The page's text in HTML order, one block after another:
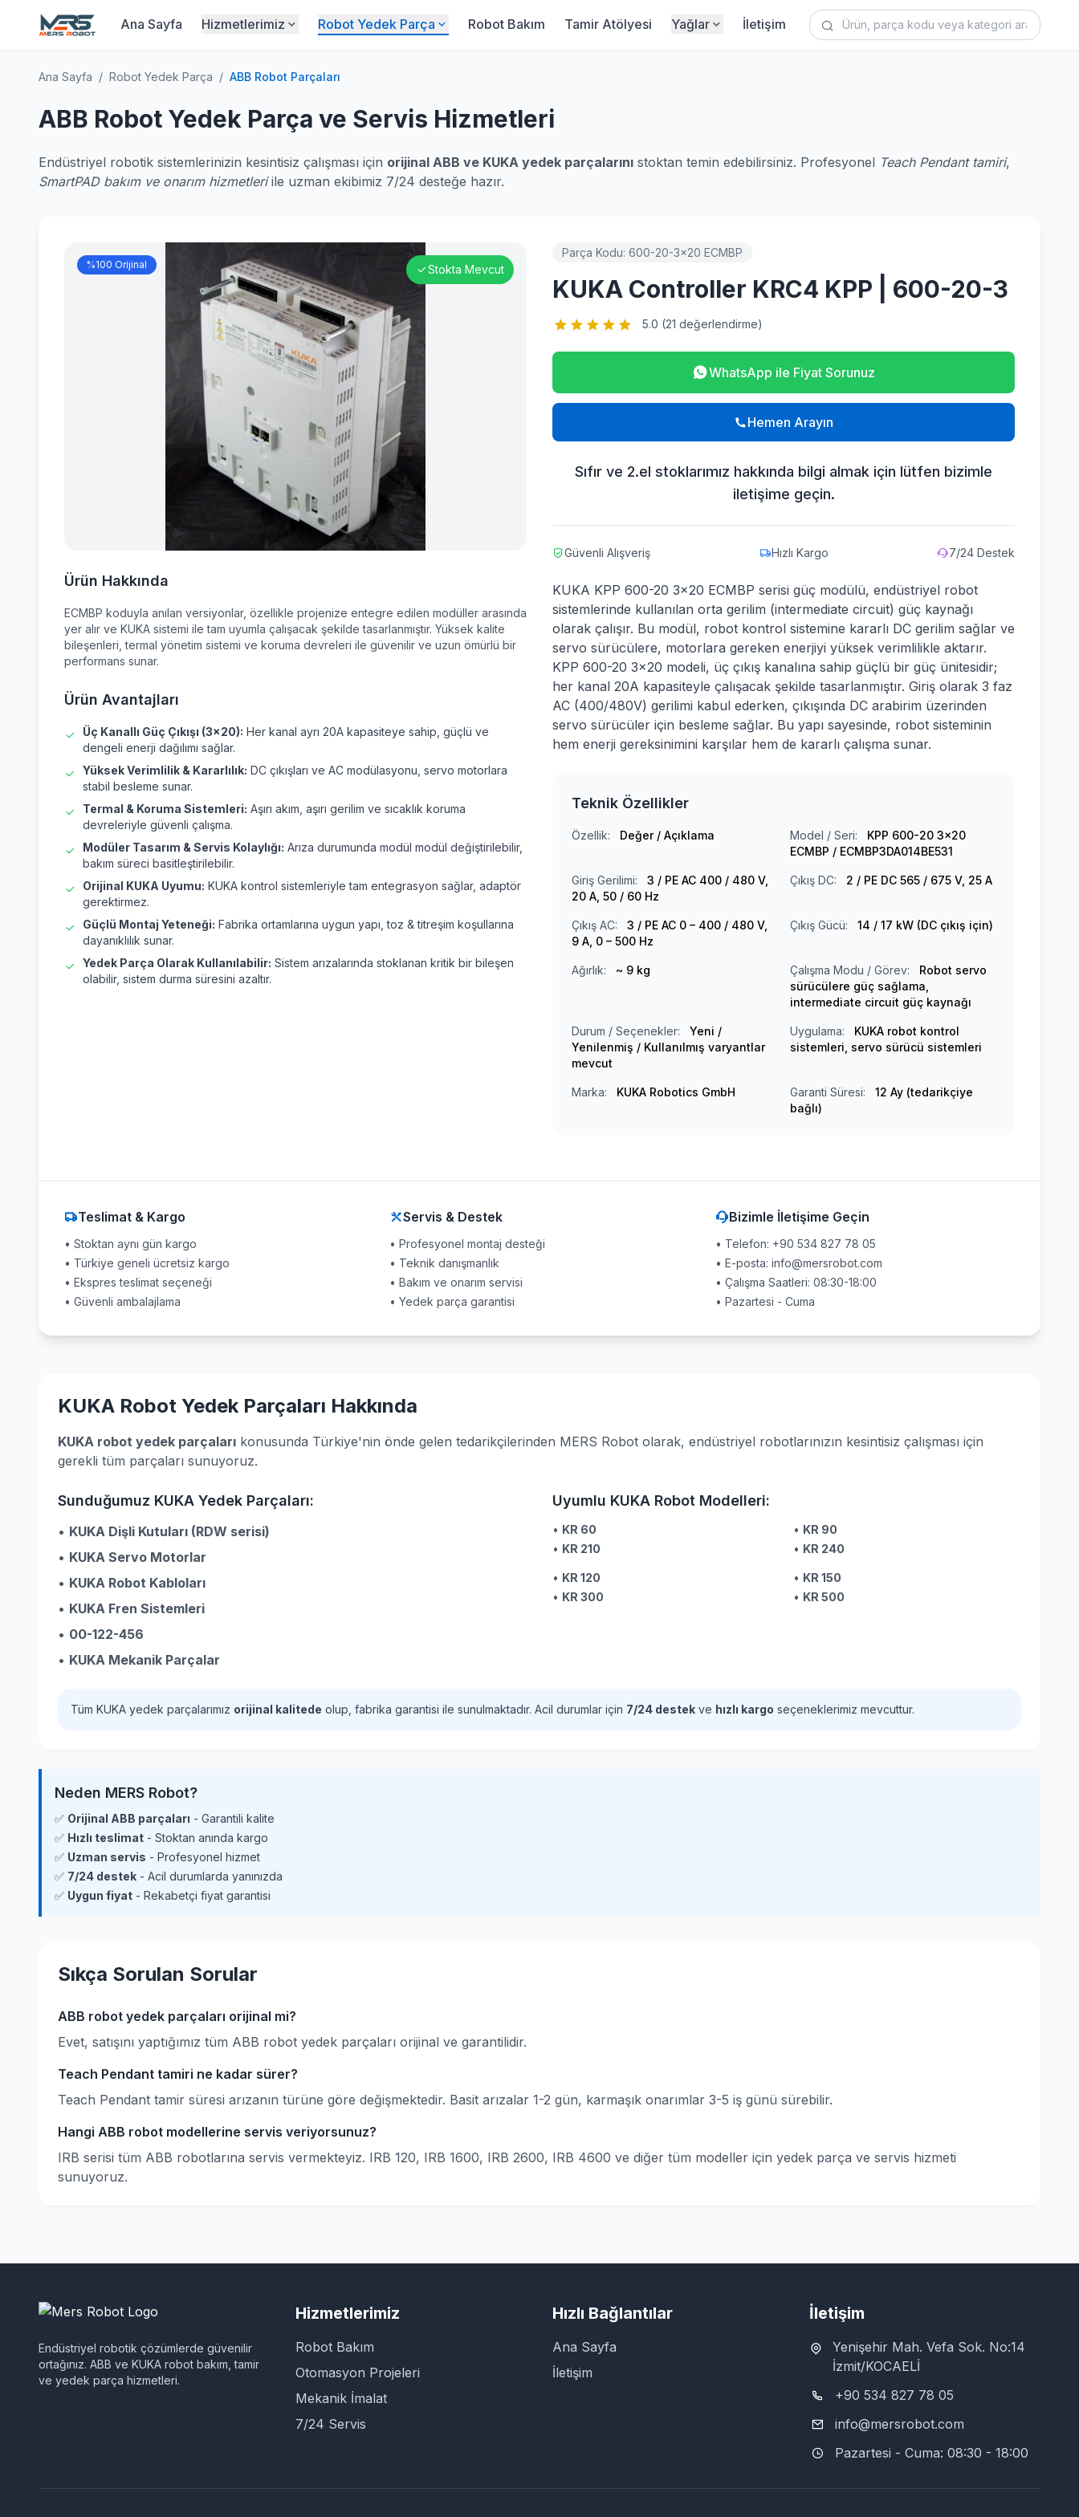
Ana Sayfa Hizmetlerimiz Robot Yedek Parça Robot Bakım Tamir Atölyesi Yağlar İletişim
Ana Sayfa / Robot Yedek Parça / ABB Robot Parçaları
ABB Robot Yedek Parça ve Servis Hizmetleri
Endüstriyel robotik sistemlerinizin kesintisiz çalışması için orijinal ABB ve KUKA yedek parçalarını stoktan temin edebilirsiniz. Profesyonel Teach Pendant tamiri,
SmartPAD bakım ve onarım hizmetleriile uzman ekibimiz 7/24 desteğe hazır.
Stokta Mevcut
%100 Orijinal
Ürün Hakkında
ECMBP koduyla anılan versiyonlar, özellikle projenize entegre edilen modüller arasında
yer alır ve KUKA sistemi ile tam uyumla çalışacak şekilde tasarlanmıştır. Yüksek kalite
bileşenleri, termal yönetim sistemi ve koruma devreleri ile güvenilir ve uzun ömürlü bir
performans sunar.
Ürün Avantajları
Üç Kanallı Güç Çıkışı (3x20): Her kanal ayrı 20A kapasiteye sahip, güçlü ve
dengeli enerji dağılımı sağlar.
Yüksek Verimlilik & Kararlılık: DC çıkışları ve AC modülasyonu, servo motorlara
stabil besleme sunar.
Termal & Koruma Sistemleri: Aşırı akım, aşırı gerilim ve sıcaklık koruma
devreleriyle güvenli çalışma.
Modüler Tasarım & Servis Kolaylığı: Arıza durumunda modül modül değiştirilebilir,
bakım süreci basitleştirilebilir.
Orijinal KUKA Uyumu: KUKA kontrol sistemleriyle tam entegrasyon sağlar, adaptör
gerektirmez.
Güçlü Montaj Yeteneği: Fabrika ortamlarına uygun yapı, toz & titreşim koşullarına
dayanıklılık sunar.
Yedek Parça Olarak Kullanılabilir: Sistem arızalarında stoklanan kritik bir bileşen
olabilir, sistem durma süresini azaltır.
Parça Kodu: 600-20-3x20 ECMBP
KUKA Controller KRC4 KPP | 600-20-3
5.0 (21 değerlendirme)
WhatsApp ile Fiyat Sorunuz
Hemen Arayın
Sıfır ve 2.el stoklarımız hakkında bilgi almak için lütfen bizimle
iletişime geçin.
Güvenli Alışveriş Hızlı Kargo 7/24 Destek
KUKA KPP 600-20 3x20 ECMBP serisi güç modülü, endüstriyel robot
sistemlerinde kullanılan orta gerilim (intermediate circuit) güç kaynağı
olarak çalışır. Bu modül, robot kontrol sistemine kararlı DC gerilim sağlar ve
servo sürücülere, motorlara gereken enerjiyi yüksek verimlilikle aktarır.
KPP 600-20 3x20 modeli, üç çıkış kanalına sahip güçlü bir güç ünitesidir;
her kanal 20A kapasiteyle çalışacak şekilde tasarlanmıştır. Giriş olarak 3 faz
AC (400/480V) gerilimi kabul ederken, çıkışında DC arabirim üzerinden
servo sürücüler için besleme sağlar. Bu yapı sayesinde, robot sisteminin
hem enerji gereksinimini karşılar hem de kararlı çalışma sunar.
Teknik Özellikler
Özellik: Değer / Açıklama Model / Seri:
KPP 600-20 3x20
ECMBP / ECMBP3DA014BE531
Giriş Gerilimi:
3 / PE AC 400 / 480 V,
20 A, 50 / 60 Hz
Çıkış DC: 2 / PE DC 565 / 675 V, 25 A
Çıkış AC:
3 / PE AC 0 – 400 / 480 V,
9 A, 0 – 500 Hz
Çıkış Gücü: 14 / 17 kW (DC çıkış için)
Ağırlık: ~ 9 kg Çalışma Modu / Görev:
Robot servo
sürücülere güç sağlama,
intermediate circuit güç kaynağı
Durum / Seçenekler:
Yeni /
Yenilenmiş / Kullanılmış varyantlar
mevcut
Uygulama:
KUKA robot kontrol
sistemleri, servo sürücü sistemleri
Marka: KUKA Robotics GmbH Garanti Süresi:
12 Ay (tedarikçiye
bağlı)
Teslimat & Kargo
• Stoktan aynı gün kargo
• Türkiye geneli ücretsiz kargo
• Ekspres teslimat seçeneği
• Güvenli ambalajlama
Servis & Destek
• Profesyonel montaj desteği
• Teknik danışmanlık
• Bakım ve onarım servisi
• Yedek parça garantisi
Bizimle İletişime Geçin
• Telefon: +90 534 827 78 05
• E-posta: info@mersrobot.com
• Çalışma Saatleri: 08:30-18:00
• Pazartesi - Cuma
KUKA Robot Yedek Parçaları Hakkında
KUKA robot yedek parçaları konusunda Türkiye'nin önde gelen tedarikçilerinden MERS Robot olarak, endüstriyel robotlarınızın kesintisiz çalışması için
gerekli tüm parçaları sunuyoruz.
Sunduğumuz KUKA Yedek Parçaları:
• KUKA Dişli Kutuları (RDW serisi)
• KUKA Servo Motorlar
• KUKA Robot Kabloları
• KUKA Fren Sistemleri
• 00-122-456
• KUKA Mekanik Parçalar
Uyumlu KUKA Robot Modelleri:
• KR 60
• KR 210
• KR 90
• KR 240
• KR 120
• KR 300
• KR 150
• KR 500
Tüm KUKA yedek parçalarımız orijinal kalitede olup, fabrika garantisi ile sunulmaktadır. Acil durumlar için 7/24 destek ve hızlı kargo seçeneklerimiz mevcuttur.
Neden MERS Robot?
✅ Orijinal ABB parçaları - Garantili kalite
✅ Hızlı teslimat - Stoktan anında kargo
✅ Uzman servis - Profesyonel hizmet
✅ 7/24 destek - Acil durumlarda yanınızda
✅ Uygun fiyat - Rekabetçi fiyat garantisi
Sıkça Sorulan Sorular
ABB robot yedek parçaları orijinal mi?
Evet, satışını yaptığımız tüm ABB robot yedek parçaları orijinal ve garantilidir.
Teach Pendant tamiri ne kadar sürer?
Teach Pendant tamir süresi arızanın türüne göre değişmektedir. Basit arızalar 1-2 gün, karmaşık onarımlar 3-5 iş günü sürebilir.
Hangi ABB robot modellerine servis veriyorsunuz?
IRB serisi tüm ABB robotlarına servis vermekteyiz. IRB 120, IRB 1600, IRB 2600, IRB 4600 ve diğer tüm modeller için yedek parça ve servis hizmeti
sunuyoruz.
Endüstriyel robotik çözümlerde güvenilir
ortağınız. ABB ve KUKA robot bakım, tamir
ve yedek parça hizmetleri.
Hizmetlerimiz
Robot Bakım
Otomasyon Projeleri
Mekanik İmalat
7/24 Servis
Hızlı Bağlantılar
Ana Sayfa
İletişim
İletişim
Yenişehir Mah. Vefa Sok. No:14
İzmit/KOCAELİ
+90 534 827 78 05
info@mersrobot.com
Pazartesi - Cuma: 08:30 - 18:00